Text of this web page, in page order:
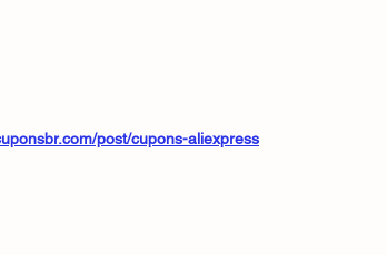
post/cupons-aliexpress